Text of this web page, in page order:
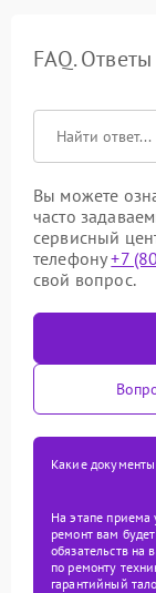
FAQ.
Вы можете
часто
сервисный
телефону+7
свой вопрос.
Какие
На этапе приема
ремонт вам
обязательств на
по ремонту
гарантийный